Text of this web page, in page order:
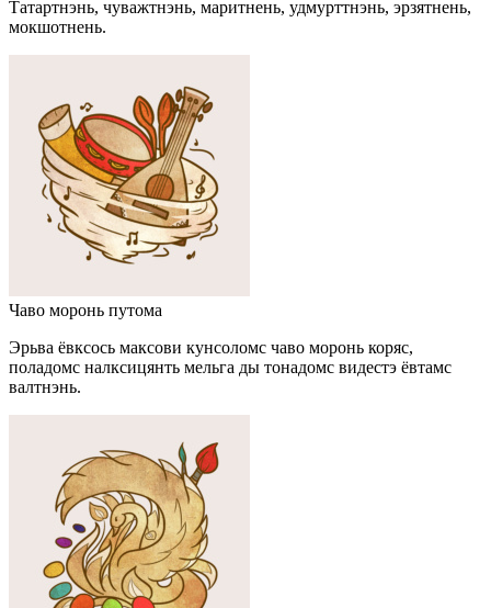
Татартнэнь, чуважтнэнь, маритнень, удмурттнэнь, эрзятнень,
мокшотнень.
Чаво моронь путома
Эрьва ёвксось максови кунсоломс чаво моронь коряс,
поладомс налксицянть мельга ды тонадомс видестэ ёвтамс
валтнэнь.